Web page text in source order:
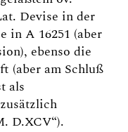
Devise in der
in A 16251 (aber
ebenso die
(aber am Schluß
als
D.XCV“).